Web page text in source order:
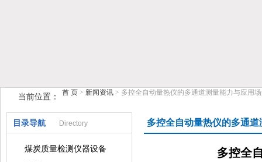
鹤壁市榴莲视频在线观看下载仪器仪表有限公司
当前位置： 首 页 > 新闻资讯 > 多控全自动量热仪的多通道测量能力与应用
目录导航 Directory
煤炭质量检测仪器设备
多控全自动量热仪的多通
多控全